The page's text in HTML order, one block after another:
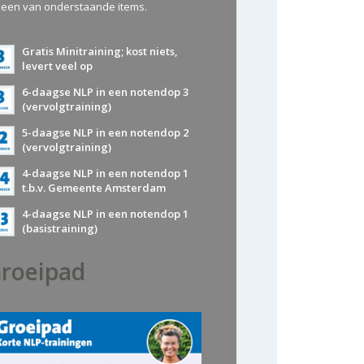
van onderstaande items.
Gratis Minitraining; kost niets,
levert veel op
6-daagse NLP in een notendop 3
(vervolgtraining)
5-daagse NLP in een notendop 2
(vervolgtraining)
4-daagse NLP in een notendop 1
t.b.v. Gemeente Amsterdam
4-daagse NLP in een notendop 1
(basistraining)